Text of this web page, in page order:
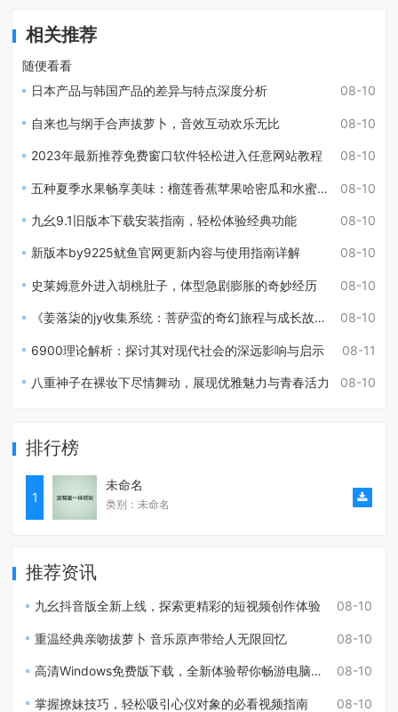
相关推荐
随便看看
08-10
日本产品与韩国产品的差异与特点深度分析
08-10
自来也与纲手合声拔萝卜，音效互动欢乐无比
08-10
2023年最新推荐免费窗口软件轻松进入任意网站教程
08-10
五种夏季水果畅享美味：榴莲香蕉苹果哈密瓜和水蜜桃的完美搭配
08-10
九幺9.1旧版本下载安装指南，轻松体验经典功能
08-10
新版本by9225鱿鱼官网更新内容与使用指南详解
08-10
史莱姆意外进入胡桃肚子，体型急剧膨胀的奇妙经历
08-10
《姜落柒的jy收集系统：菩萨蛮的奇幻旅程与成长故事》
08-11
6900理论解析：探讨其对现代社会的深远影响与启示
08-10
八重神子在裸妆下尽情舞动，展现优雅魅力与青春活力
排行榜
1
未命名
类别：未命名
推荐资讯
08-10
九幺抖音版全新上线，探索更精彩的短视频创作体验
08-10
重温经典亲吻拔萝卜 音乐原声带给人无限回忆
08-10
高清Windows免费版下载，全新体验帮你畅游电脑生活
08-10
掌握撩妹技巧，轻松吸引心仪对象的必看视频指南